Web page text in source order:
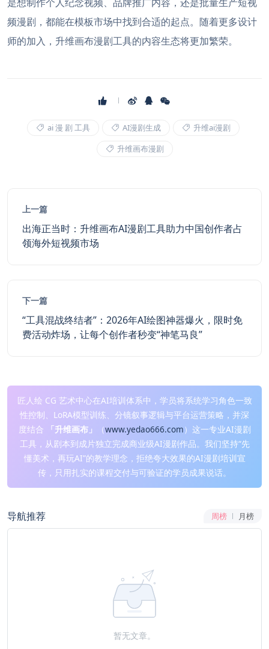
频漫剧，都能在模板市场中找到合适的起点。随着更多设计
师的加入，升维画布漫剧工具的内容生态将更加繁荣。
ai 漫 剧 工具 AI漫剧生成
升维ai漫剧
升维画布漫剧
上一篇
出海正当时：升维画布AI漫剧工具助力中国创作者占
领海外短视频市场
下一篇
“工具混战终结者”：2026年AI绘图神器爆火，限时免
费活动炸场，让每个创作者秒变“神笔马良”
匠人绘 CG 艺术中心在AI培训体系中，学员将系统学习角色一致
性控制、LoRA模型训练、分镜叙事逻辑与平台运营策略，并深
度结合
「升维画布」 （www.yedao666.com）这一专业AI漫剧
工具，从剧本到成片独立完成商业级AI漫剧作品。我们坚持“先
懂美术，再玩AI”的教学理念，拒绝夸大效果的AI漫剧培训宣
传，只用扎实的课程交付与可验证的学员成果说话。
导航推荐 周榜 月榜
暂无文章。